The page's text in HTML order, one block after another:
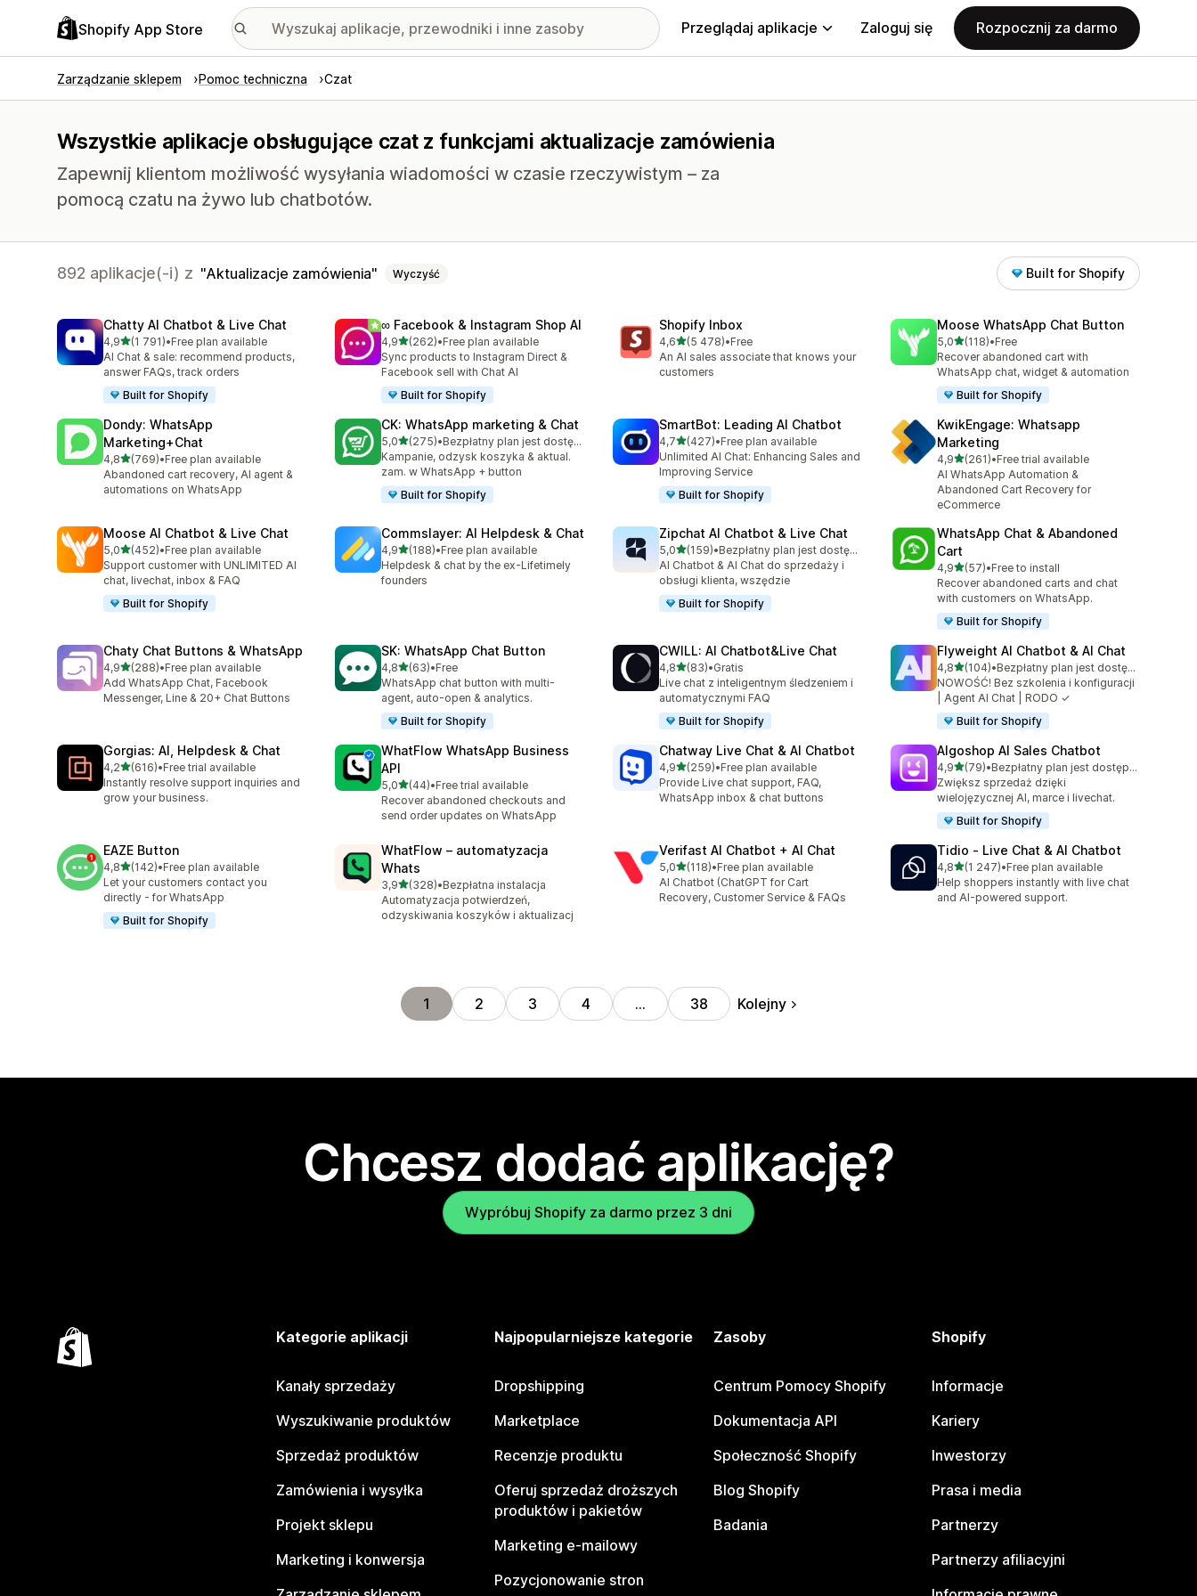
Shopify App Store Przeglądaj aplikacje Zaloguj się Rozpocznij za darmo
Zarządzanie sklepem Pomoc techniczna Czat
Wszystkie aplikacje obsługujące czat z funkcjami aktualizacje zamówienia
Zapewnij klientom możliwość wysyłania wiadomości w czasie rzeczywistym – za
pomocą czatu na żywo lub chatbotów.
892 aplikacje(-i) z Aktualizacje zamówienia Wyczyść Built for Shopify
Chatty AI Chatbot & Live Chat
4,9na 5 gwiazdek
(1 791)
Łączna liczba recenzji: 1791
•Free plan available
AI Chat & sale: recommend products,
answer FAQs, track orders
Built for Shopify
∞ Facebook & Instagram Shop AI
4,9na 5 gwiazdek
(262)
Łączna liczba recenzji: 262
•Free plan available
Sync products to Instagram Direct &
Facebook sell with Chat AI
Built for Shopify
Shopify Inbox
4,6na 5 gwiazdek
(5 478)
Łączna liczba recenzji: 5478
•Free
An AI sales associate that knows your
customers
Moose WhatsApp Chat Button
5,0na 5 gwiazdek
(118)
Łączna liczba recenzji: 118
•Free
Recover abandoned cart with
WhatsApp chat, widget & automation
Built for Shopify
Dondy: WhatsApp
Marketing+Chat
4,8na 5 gwiazdek
(769)
Łączna liczba recenzji: 769
•Free plan available
Abandoned cart recovery, AI agent &
automations on WhatsApp
CK: WhatsApp marketing & Chat
5,0na 5 gwiazdek
(275)
Łączna liczba recenzji: 275
•
Bezpłatny plan jest dostępny
Kampanie, odzysk koszyka & aktual.
zam. w WhatsApp + button
Built for Shopify
SmartBot: Leading AI Chatbot
4,7na 5 gwiazdek
(427)
Łączna liczba recenzji: 427
•Free plan available
Unlimited AI Chat: Enhancing Sales and
Improving Service
Built for Shopify
KwikEngage: Whatsapp
Marketing
4,9na 5 gwiazdek
(261)
Łączna liczba recenzji: 261
•Free trial available
AI WhatsApp Automation &
Abandoned Cart Recovery for
eCommerce
Moose AI Chatbot & Live Chat
5,0na 5 gwiazdek
(452)
Łączna liczba recenzji: 452
•Free plan available
Support customer with UNLIMITED AI
chat, livechat, inbox & FAQ
Built for Shopify
Commslayer: AI Helpdesk & Chat
4,9na 5 gwiazdek
(188)
Łączna liczba recenzji: 188
•Free plan available
Helpdesk & chat by the ex-Lifetimely
founders
Zipchat AI Chatbot & Live Chat
5,0na 5 gwiazdek
(159)
Łączna liczba recenzji: 159
•
Bezpłatny plan jest dostępny
AI Chatbot & AI Chat do sprzedaży i
obsługi klienta, wszędzie
Built for Shopify
WhatsApp Chat & Abandoned
Cart
4,9na 5 gwiazdek
(57)
Łączna liczba recenzji: 57
•Free to install
Recover abandoned carts and chat
with customers on WhatsApp.
Built for Shopify
Chaty Chat Buttons & WhatsApp
4,9na 5 gwiazdek
(288)
Łączna liczba recenzji: 288
•Free plan available
Add WhatsApp Chat, Facebook
Messenger, Line & 20+ Chat Buttons
SK: WhatsApp Chat Button
4,8na 5 gwiazdek
(63)
Łączna liczba recenzji: 63
•Free
WhatsApp chat button with multi-
agent, auto-open & analytics.
Built for Shopify
CWILL: AI Chatbot&Live Chat
4,8na 5 gwiazdek
(83)
Łączna liczba recenzji: 83
•Gratis
Live chat z inteligentnym śledzeniem i
automatycznymi FAQ
Built for Shopify
Flyweight AI Chatbot & AI Chat
4,8na 5 gwiazdek
(104)
Łączna liczba recenzji: 104
•
Bezpłatny plan jest dostępny
NOWOŚĆ! Bez szkolenia i konfiguracji
| Agent AI Chat | RODO ✓
Built for Shopify
Gorgias: AI, Helpdesk & Chat
4,2na 5 gwiazdek
(616)
Łączna liczba recenzji: 616
•Free trial available
Instantly resolve support inquiries and
grow your business.
WhatFlow WhatsApp Business
API
5,0na 5 gwiazdek
(44)
Łączna liczba recenzji: 44
•Free trial available
Recover abandoned checkouts and
send order updates on WhatsApp
Chatway Live Chat & AI Chatbot
4,9na 5 gwiazdek
(259)
Łączna liczba recenzji: 259
•Free plan available
Provide Live chat support, FAQ,
WhatsApp inbox & chat buttons
Algoshop AI Sales Chatbot
4,9na 5 gwiazdek
(79)
Łączna liczba recenzji: 79
•
Bezpłatny plan jest dostępny
Zwiększ sprzedaż dzięki
wielojęzycznej AI, marce i livechat.
Built for Shopify
EAZE Button
4,8na 5 gwiazdek
(142)
Łączna liczba recenzji: 142
•Free plan available
Let your customers contact you
directly - for WhatsApp
Built for Shopify
WhatFlow – automatyzacja
Whats
3,9na 5 gwiazdek
(328)
Łączna liczba recenzji: 328
•Bezpłatna instalacja
Automatyzacja potwierdzeń,
odzyskiwania koszyków i aktualizacj
Verifast AI Chatbot + AI Chat
5,0na 5 gwiazdek
(118)
Łączna liczba recenzji: 118
•Free plan available
AI Chatbot (ChatGPT for Cart
Recovery, Customer Service & FAQs
Tidio ‑ Live Chat & AI Chatbot
4,8na 5 gwiazdek
(1 247)
Łączna liczba recenzji: 1247
•Free plan available
Help shoppers instantly with live chat
and AI-powered support.
1 2 3 4 … 38 Kolejny
Chcesz dodać aplikację?
Wypróbuj Shopify za darmo przez 3 dni
Kategorie aplikacji
Kanały sprzedaży
Wyszukiwanie produktów
Sprzedaż produktów
Zamówienia i wysyłka
Projekt sklepu
Marketing i konwersja
Najpopularniejsze kategorie
Dropshipping
Marketplace
Recenzje produktu
Oferuj sprzedaż droższych
produktów i pakietów
Marketing e-mailowy
Pozycjonowanie stron
Zasoby
Centrum Pomocy Shopify
Dokumentacja API
Społeczność Shopify
Blog Shopify
Badania
Shopify
Informacje
Kariery
Inwestorzy
Prasa i media
Partnerzy
Partnerzy afiliacyjni